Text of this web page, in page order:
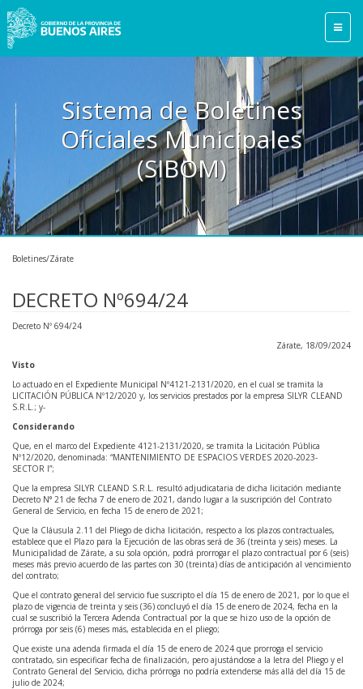
Sistema de Boletines
Oficiales Municipales
(SIBOM)
Boletines/Zárate
DECRETO Nº694/24
Decreto Nº 694/24
Zárate, 18/09/2024
Visto
Lo actuado en el Expediente Municipal Nº4121-2131/2020, en el cual se tramita la
LICITACIÓN PÚBLICA Nº12/2020 y, los servicios prestados por la empresa SILYR CLEAND
S.R.L.; y-
Considerando
Que, en el marco del Expediente 4121-2131/2020, se tramita la Licitación Pública
Nº12/2020, denominada: “MANTENIMIENTO DE ESPACIOS VERDES 2020-2023-
SECTOR I”;
Que la empresa SILYR CLEAND S.R.L. resultó adjudicataria de dicha licitación mediante
Decreto N° 21 de fecha 7 de enero de 2021, dando lugar a la suscripción del Contrato
General de Servicio, en fecha 15 de enero de 2021;
Que la Cláusula 2.11 del Pliego de dicha licitación, respecto a los plazos contractuales,
establece que el Plazo para la Ejecución de las obras será de 36 (treinta y seis) meses. La
Municipalidad de Zárate, a su sola opción, podrá prorrogar el plazo contractual por 6 (seis)
meses más previo acuerdo de las partes con 30 (treinta) días de anticipación al vencimiento
del contrato;
Que el contrato general del servicio fue suscripto el día 15 de enero de 2021, por lo que el
plazo de vigencia de treinta y seis (36) concluyó el día 15 de enero de 2024, fecha en la
cual se suscribió la Tercera Adenda Contractual por la que se hizo uso de la opción de
prórroga por seis (6) meses más, establecida en el pliego;
Que existe una adenda firmada el día 15 de enero de 2024 que prorroga el servicio
contratado, sin especificar fecha de finalización, pero ajustándose a la letra del Pliego y el
Contrato General del Servicio, dicha prórroga no podría extenderse más allá del día 15 de
julio de 2024;